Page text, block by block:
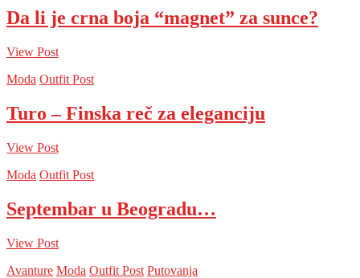
Da li je crna boja “magnet” za sunce?
View Post
Moda Outfit Post
Turo – Finska reč za eleganciju
View Post
Moda Outfit Post
Septembar u Beogradu…
View Post
Avanture Moda Outfit Post Putovanja